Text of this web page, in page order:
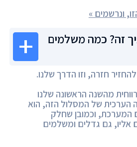
ונרשמים »
זה? כמה משלמים
חזרה, וזו הדרך שלנו.
מהשנה הראשונה שלנו
של המסלול הזה, הוא
המערכת, וכמובן שחלק
גם גדלים ומשלמים